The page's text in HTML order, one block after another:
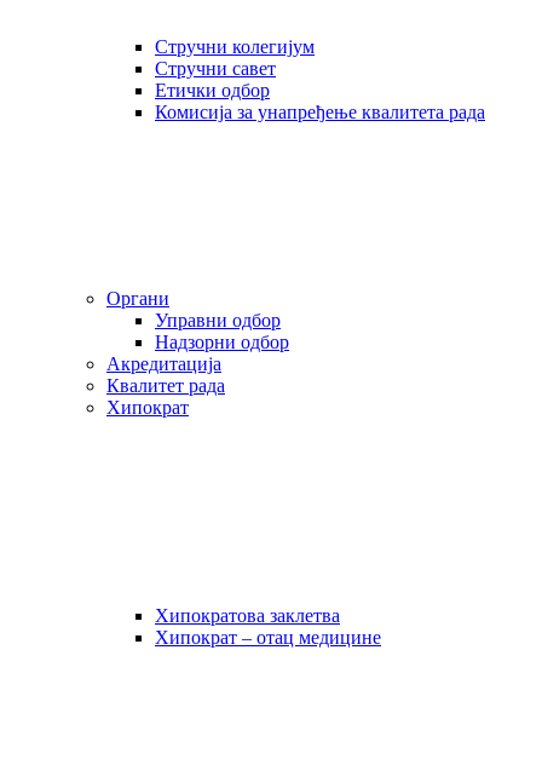
Стручни колегијум
Стручни савет
Етички одбор
Комисија за унапређење квалитета рада
Органи
Управни одбор
Надзорни одбор
Акредитација
Квалитет рада
Хипократ
Хипократова заклетва
Хипократ – отац медицине